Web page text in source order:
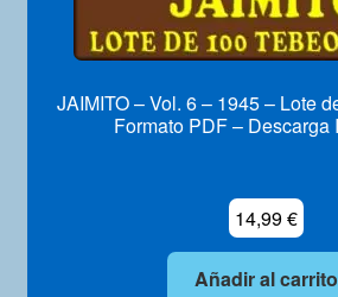
JAIMITO – Vol. 6 – 1945 – Lote
Formato PDF – Descarga
14,99€
Añadir al carrito